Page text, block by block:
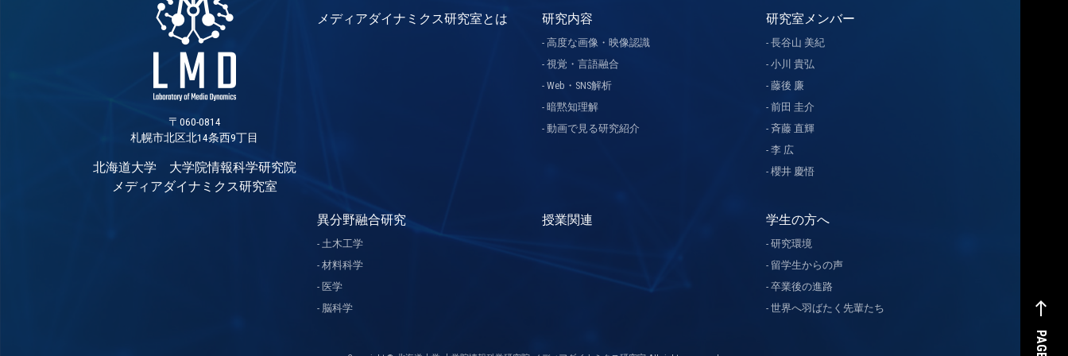
west
〒060-0814
札幌市北区北14条西9丁目
北海道大学 大学院情報科学研究院
メディアダイナミクス研究室
メディアダイナミクス研究室とは 研究内容
高度な画像・映像認識
視覚・言語融合
Web・SNS解析
暗黙知理解
動画で見る研究紹介
研究室メンバー
長谷山 美紀
小川 貴弘
藤後 廉
前田 圭介
斉藤 直輝
李 広
櫻井 慶悟
異分野融合研究
土木工学
材料科学
医学
脳科学
授業関連 学生の方へ
研究環境
留学生からの声
卒業後の進路
世界へ羽ばたく先輩たち